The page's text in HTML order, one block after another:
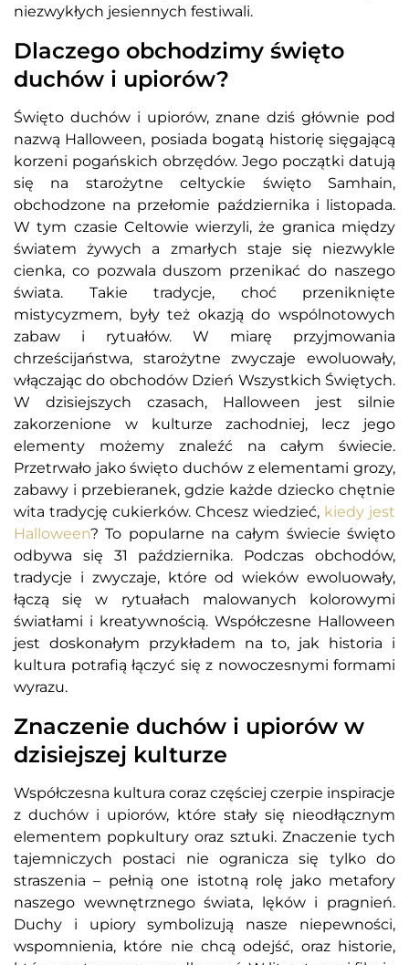
niezwykłych jesiennych festiwali.
Dlaczego obchodzimy święto
duchów i upiorów?
Święto duchów i upiorów, znane dziś głównie pod
nazwą Halloween, posiada bogatą historię sięgającą
korzeni pogańskich obrzędów. Jego początki datują
się na starożytne celtyckie święto Samhain,
obchodzone na przełomie października i listopada.
W tym czasie Celtowie wierzyli, że granica między
światem żywych a zmarłych staje się niezwykle
cienka, co pozwala duszom przenikać do naszego
świata. Takie tradycje, choć przeniknięte
mistycyzmem, były też okazją do wspólnotowych
zabaw i rytuałów. W miarę przyjmowania
chrześcijaństwa, starożytne zwyczaje ewoluowały,
włączając do obchodów Dzień Wszystkich Świętych.
W dzisiejszych czasach, Halloween jest silnie
zakorzenione w kulturze zachodniej, lecz jego
elementy możemy znaleźć na całym świecie.
Przetrwało jako święto duchów z elementami grozy,
zabawy i przebieranek, gdzie każde dziecko chętnie
wita tradycję cukierków. Chcesz wiedzieć, kiedy jest
Halloween? To popularne na całym świecie święto
odbywa się 31 października. Podczas obchodów,
tradycje i zwyczaje, które od wieków ewoluowały,
łączą się w rytuałach malowanych kolorowymi
światłami i kreatywnością. Współczesne Halloween
jest doskonałym przykładem na to, jak historia i
kultura potrafią łączyć się z nowoczesnymi formami
wyrazu.
Znaczenie duchów i upiorów w
dzisiejszej kulturze
Współczesna kultura coraz częściej czerpie inspiracje
z duchów i upiorów, które stały się nieodłącznym
elementem popkultury oraz sztuki. Znaczenie tych
tajemniczych postaci nie ogranicza się tylko do
straszenia – pełnią one istotną rolę jako metafory
naszego wewnętrznego świata, lęków i pragnień.
Duchy i upiory symbolizują nasze niepewności,
wspomnienia, które nie chcą odejść, oraz historie,